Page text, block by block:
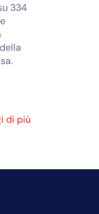
334
di più